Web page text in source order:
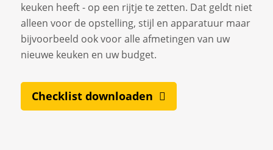
keuken heeft - op een rijtje te zetten. Dat geldt niet
alleen voor de opstelling, stijl en apparatuur maar
bijvoorbeeld ook voor alle afmetingen van uw
nieuwe keuken en uw budget.
Checklist downloaden